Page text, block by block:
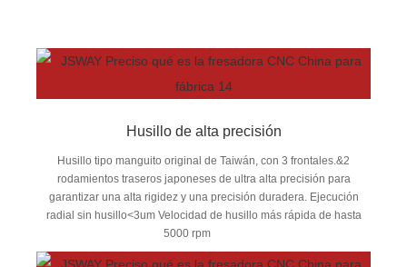
Husillo de alta precisión
Husillo tipo manguito original de Taiwán, con 3 frontales.&2
rodamientos traseros japoneses de ultra alta precisión para
garantizar una alta rigidez y una precisión duradera. Ejecución
radial sin husillo<3um Velocidad de husillo más rápida de hasta
5000 rpm